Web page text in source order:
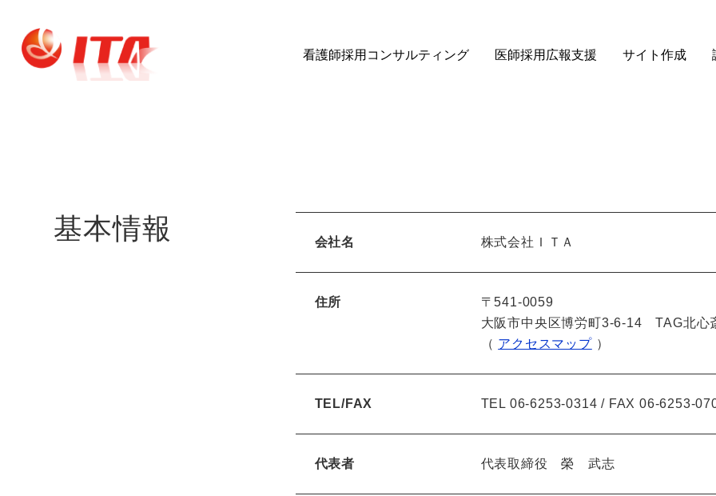
看護師採用コンサルティング 医師採用広報支援 サイト作成
基本情報 会社名 株式会社ＩＴＡ
住所
〒541-0059
大阪市中央区博労町3-6-14 TAG北心
（ アクセスマップ）
TEL/FAX TEL 06-6253-0314 / FAX 06-6253-
代表者 代表取締役 榮 武志